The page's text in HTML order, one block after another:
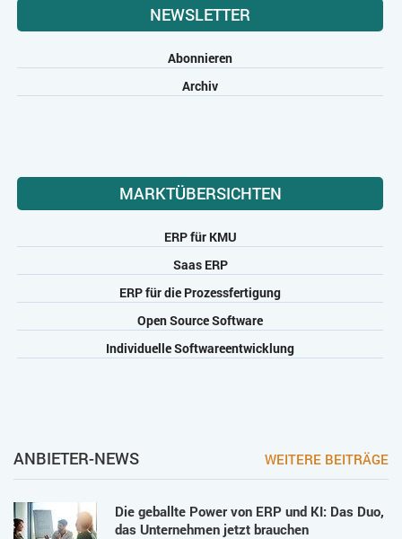
NEWSLETTER
Abonnieren
Archiv
MARKTÜBERSICHTEN
ERP für KMU
Saas ERP
ERP für die Prozessfertigung
Open Source Software
Individuelle Softwareentwicklung
ANBIETER-NEWS WEITERE BEITRÄGE
Die geballte Power von ERP und KI: Das Duo,
das Unternehmen jetzt brauchen